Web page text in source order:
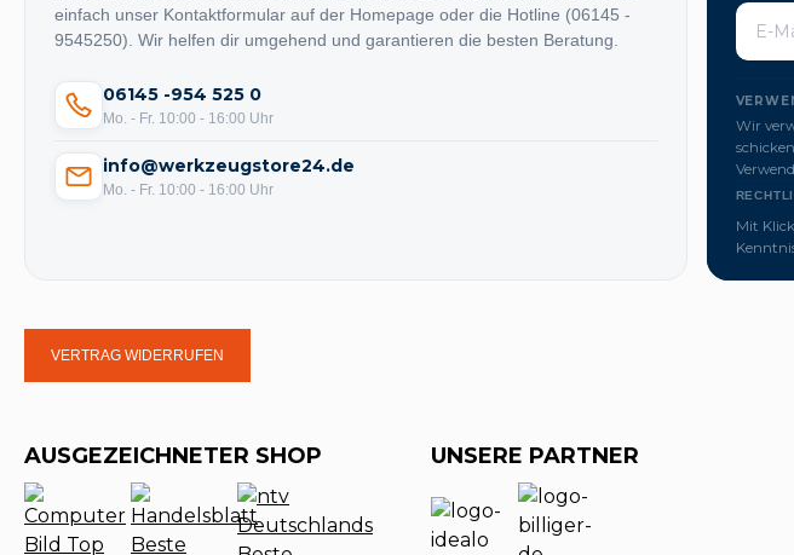
einfach unser Kontaktformular auf der Homepage oder die Hotline (06145 -
9545250). Wir helfen dir umgehend und garantieren die besten Beratung.
06145 -954 525 0
Mo. - Fr. 10:00 - 16:00 Uhr
info@werkzeugstore24.de
Mo. - Fr. 10:00 - 16:00 Uhr
Wir
Mit
VERTRAG WIDERRUFEN
AUSGEZEICHNETER SHOP UNSERE PARTNER